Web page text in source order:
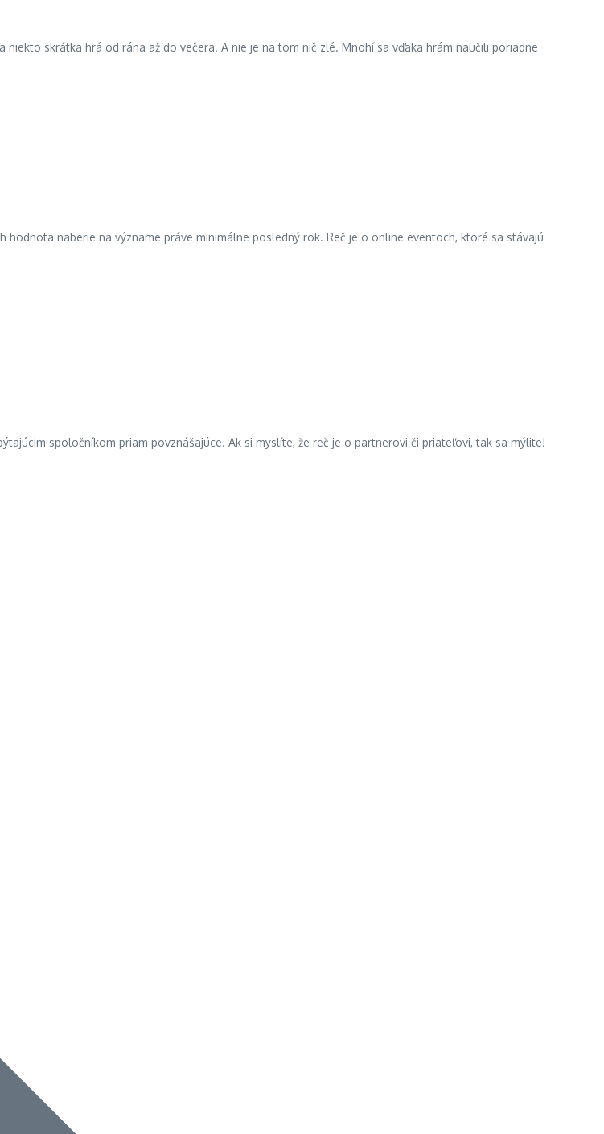
skrátka hrá od rána až do večera. A nie je na tom nič zlé. Mnohí sa vďaka hrám naučili poriadne
naberie na význame práve minimálne posledný rok. Reč je o online eventoch, ktoré sa stávajú
spoločníkom priam povznášajúce. Ak si myslíte, že reč je o partnerovi či priateľovi, tak sa mýlite!